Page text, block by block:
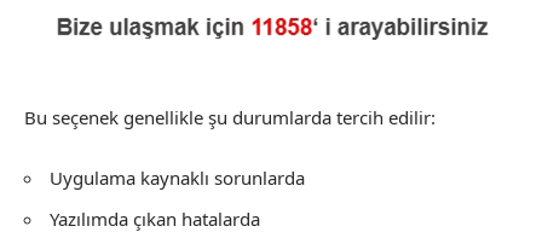
Bu seçenek genellikle şu durumlarda tercih edilir:
Uygulama kaynaklı sorunlarda
Yazılımda çıkan hatalarda